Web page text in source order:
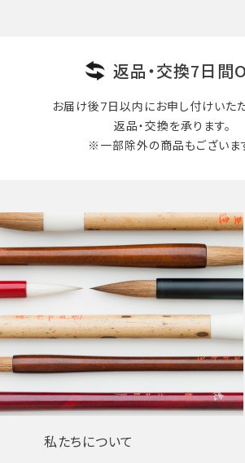
返品・交換7日間
お届け後7日以内にお申し付けいた
返品・交換を承ります。
※一部除外の商品もございま
私たちについて